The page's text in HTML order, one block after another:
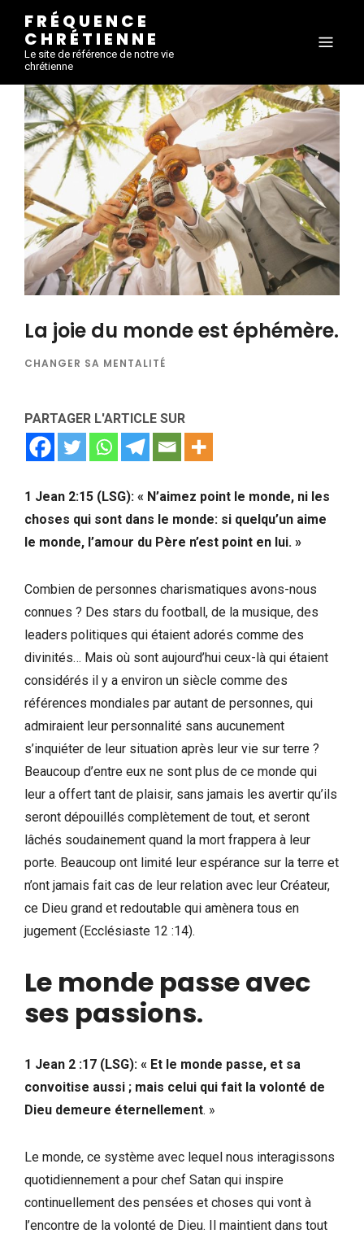
FRÉQUENCE
CHRÉTIENNE
Le site de référence de notre vie
chrétienne
La joie du monde est éphémère.
CHANGER SA MENTALITÉ
PARTAGER L'ARTICLE SUR
1 Jean 2:15 (LSG): « N’aimez point le monde, ni les
choses qui sont dans le monde: si quelqu’un aime
le monde, l’amour du Père n’est point en lui. »
Combien de personnes charismatiques avons-nous
connues ? Des stars du football, de la musique, des
leaders politiques qui étaient adorés comme des
divinités… Mais où sont aujourd’hui ceux-là qui étaient
considérés il y a environ un siècle comme des
références mondiales par autant de personnes, qui
admiraient leur personnalité sans aucunement
s’inquiéter de leur situation après leur vie sur terre ?
Beaucoup d’entre eux ne sont plus de ce monde qui
leur a offert tant de plaisir, sans jamais les avertir qu’ils
seront dépouillés complètement de tout, et seront
lâchés soudainement quand la mort frappera à leur
porte. Beaucoup ont limité leur espérance sur la terre et
n’ont jamais fait cas de leur relation avec leur Créateur,
ce Dieu grand et redoutable qui amènera tous en
jugement (Ecclésiaste 12 :14).
Le monde passe avec
ses passions.
1 Jean 2 :17 (LSG): « Et le monde passe, et sa
convoitise aussi ; mais celui qui fait la volonté de
Dieu demeure éternellement. »
Le monde, ce système avec lequel nous interagissons
quotidiennement a pour chef Satan qui inspire
continuellement des pensées et choses qui vont à
l’encontre de la volonté de Dieu. Il maintient dans tout